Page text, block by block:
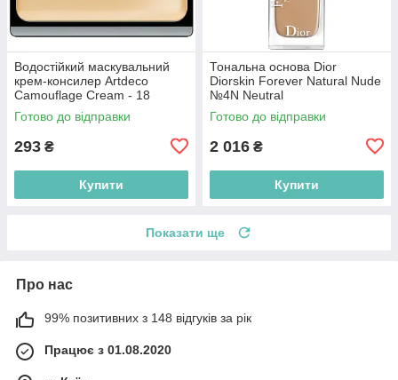
Водостійкий маскувальний
крем-консилер Artdeco
Camouflage Cream - 18
Natural Apricot 4.5g
(4019674492185)
Готово до відправки
293 ₴
Купити
Тональна основа Dior
Diorskin Forever Natural Nude
№4N Neutral
(3348901525893)
Готово до відправки
2 016 ₴
Купити
Показати ще
Про нас
99% позитивних з 148 відгуків за рік
Працює з 01.08.2020